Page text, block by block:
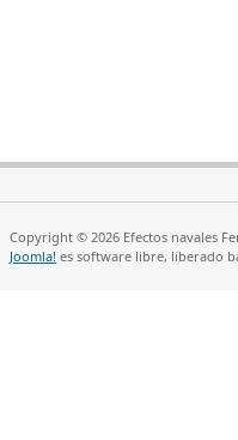
Copyright © 2026 Efectos navales
Joomla! es software libre, liberado